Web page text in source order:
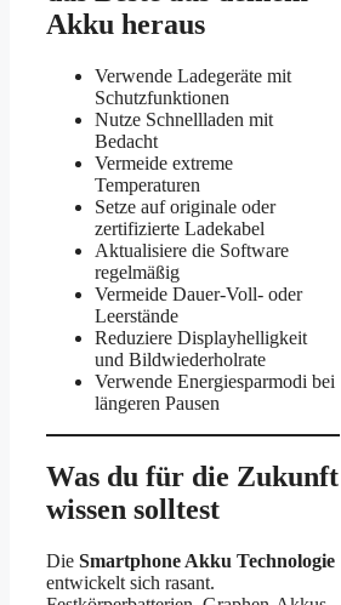
Akku heraus
Verwende Ladegeräte mit
Schutzfunktionen
Nutze Schnellladen mit
Bedacht
Vermeide extreme
Temperaturen
Setze auf originale oder
zertifizierte Ladekabel
Aktualisiere die Software
regelmäßig
Vermeide Dauer-Voll- oder
Leerstände
Reduziere Displayhelligkeit
und Bildwiederholrate
Verwende Energiesparmodi bei
längeren Pausen
Was du für die Zukunft
wissen solltest
Die Smartphone Akku Technologie
entwickelt sich rasant.